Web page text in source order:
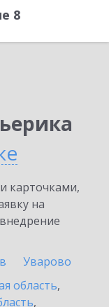
8
карточками,
на
Уварово
область,
,